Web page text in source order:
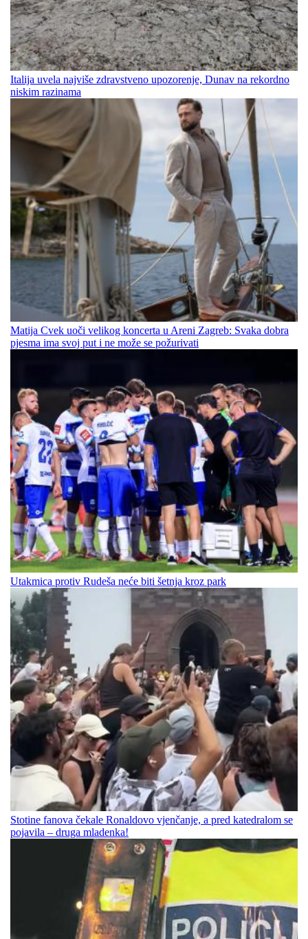
Italija uvela najviše zdravstveno upozorenje, Dunav na rekordno
niskim razinama
Matija Cvek uoči velikog koncerta u Areni Zagreb: Svaka dobra
pjesma ima svoj put i ne može se požurivati
Utakmica protiv Rudeša neće biti šetnja kroz park
Stotine fanova čekale Ronaldovo vjenčanje, a pred katedralom se
pojavila – druga mladenka!